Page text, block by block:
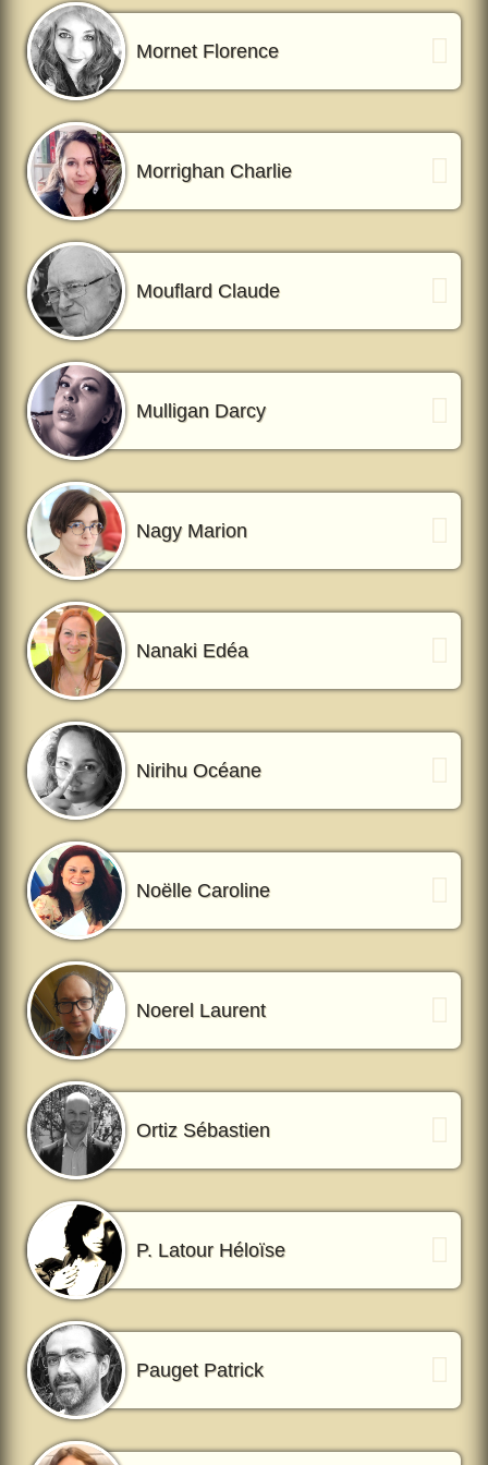
Mornet Florence
Morrighan Charlie
Mouflard Claude
Mulligan Darcy
Nagy Marion
Nanaki Edéa
Nirihu Océane
Noëlle Caroline
Noerel Laurent
Ortiz Sébastien
P. Latour Héloïse
Pauget Patrick